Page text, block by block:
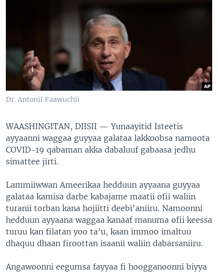
Dr. Antonii Faawuchii
WAASHINGITAN, DIISII —Yunaayitid Isteetis
ayyaanni waggaa guyyaa galataa lakkoobsa namoota
COVID-19 qabaman akka dabaluuf gabaasa jedhu
simattee jirti.
Lammiiwwan Ameerikaa hedduun ayyaana guyyaa
galataa kamisa darbe kabajame maatii ofii waliin
turanii torban kana hojiitti deebi’aniiru. Namoonni
hedduun ayyaana waggaa kanaaf manuma ofii keessa
turuu kan filatan yoo ta’u, kaan immoo imaltuu
dhaquu dhaan firoottan isaanii waliin dabarsaniiru.
Angawoonni eegumsa fayyaa fi hoogganoonni biyya